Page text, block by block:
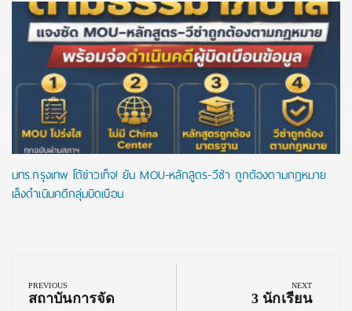
มทร.กรุงเทพ โต้ข่าวเท็จ! ยัน MOU-หลักสูตร-วีซ่า ถูกต้องตามกฎหมาย
เล็งดำเนินคดีกลุ่มบิดเบือน
navigation
PREVIOUS
Previous
สถาบันการจัด
NEXT
Next
3 นักเรียน